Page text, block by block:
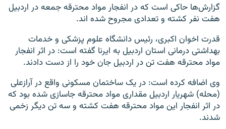
گزارش‌ها حاکی است که در انفجار مواد محترقه جمعه در اردبیل
هفت نفر کشته و تعدادی مجروح شده اند.
قدرت اخوان اکبری، رئیس دانشگاه علوم پزشکی و خدمات
بهداشتی درمانی استان اردبیل به ایرنا گفته است: در اثر انفجار
مواد محترقه هفت تن در اردبیل جان خود را از دست دادند.
وی اضافه کرده است: در یک ساختمان مسکونی واقع در آرازعلی
(محله) شهریار اردبیل مقداری مواد محترقه جاسازی شده بود که
در اثر انفجار این مواد محترقه هفت کشته و سه تن دیگر زخمی
شدند.